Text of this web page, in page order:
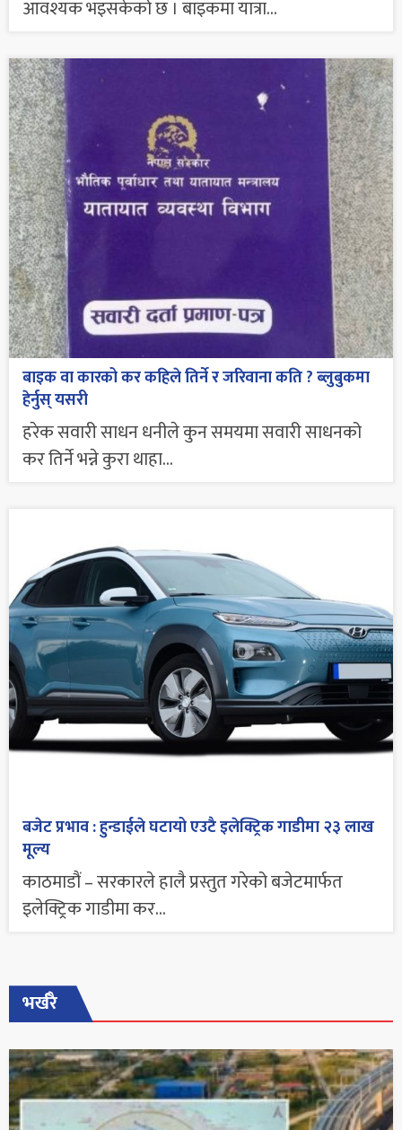
आवश्यक भइसकेको छ । बाइकमा यात्रा...
बाइक वा कारको कर कहिले तिर्ने र जरिवाना कति ? ब्लुबुकमा
हेर्नुस् यसरी
हरेक सवारी साधन धनीले कुन समयमा सवारी साधनको
कर तिर्ने भन्ने कुरा थाहा...
बजेट प्रभाव : हुन्डाईले घटायो एउटै इलेक्ट्रिक गाडीमा २३ लाख
मूल्य
काठमाडौं – सरकारले हालै प्रस्तुत गरेको बजेटमार्फत
इलेक्ट्रिक गाडीमा कर...
भर्खरै